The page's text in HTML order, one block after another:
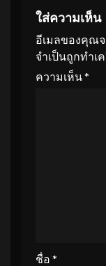
ใส่ความเห็น
อีเมลของคุณ
จำเป็นถูกทำเ
ความเห็น*
ชื่อ *